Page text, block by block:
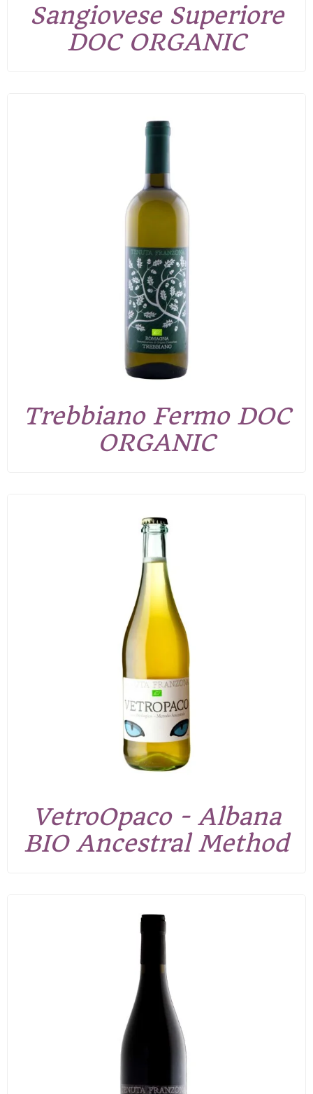
Sangiovese Superiore
DOC ORGANIC
Trebbiano Fermo DOC
ORGANIC
VetroOpaco - Albana
BIO Ancestral Method